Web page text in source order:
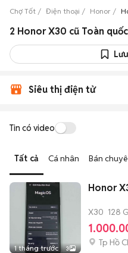
Chợ Tốt Điện thoại Honor
2 Honor X30 cũ Toàn
Siêu thị điện tử
Tin có video
Tất cả Cá nhân Bán
1 tháng trước 3
Honor
X30 128
Tp Hồ